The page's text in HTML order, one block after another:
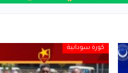
كورة سودانية